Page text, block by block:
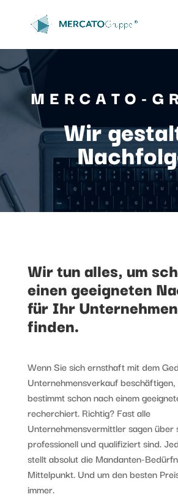
MERCATO-
Wir
Wir tun alles, um
einen geeigneten
für Ihr
finden.
Wenn Sie sich ernsthaft mit dem
Unternehmensverkauf
bestimmt schon nach einem
recherchiert. Richtig? Fast alle
Unternehmensvermittler sagen über
professionell und qualifiziert sind.
stellt absolut die Mandanten-
Mittelpunkt. Und um den besten
immer.